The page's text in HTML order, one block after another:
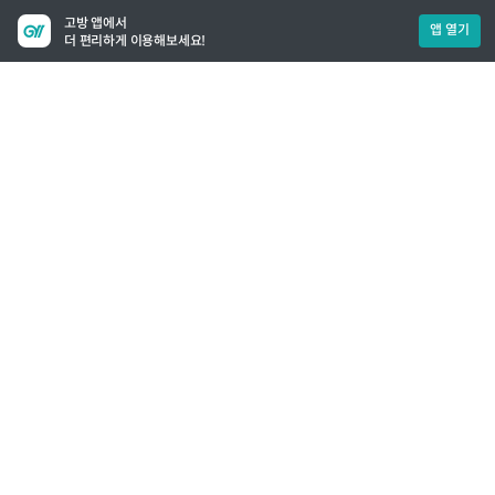
고방 앱에서
더 편리하게 이용해보세요!
앱 열기